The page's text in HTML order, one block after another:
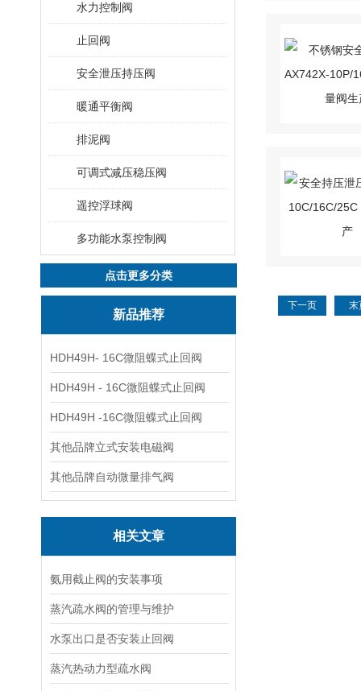
水力控制阀
止回阀
安全泄压持压阀
暖通平衡阀
排泥阀
可调式减压稳压阀
遥控浮球阀
多功能水泵控制阀
点击更多分类
新品推荐
HDH49H- 16C微阻蝶式止回阀
HDH49H - 16C微阻蝶式止回阀
HDH49H -16C微阻蝶式止回阀
其他品牌立式安装电磁阀
其他品牌自动微量排气阀
相关文章
氨用截止阀的安装事项
蒸汽疏水阀的管理与维护
水泵出口是否安装止回阀
蒸汽热动力型疏水阀
下一页 末